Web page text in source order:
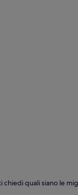
quali siano le